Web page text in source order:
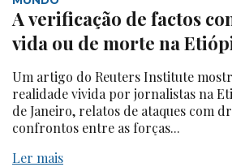
A verificação de factos
vida ou de morte na
Um artigo do Reuters Institute
realidade vivida por jornalistas na
de Janeiro, relatos de ataques com
confrontos entre as forças...
Ler mais